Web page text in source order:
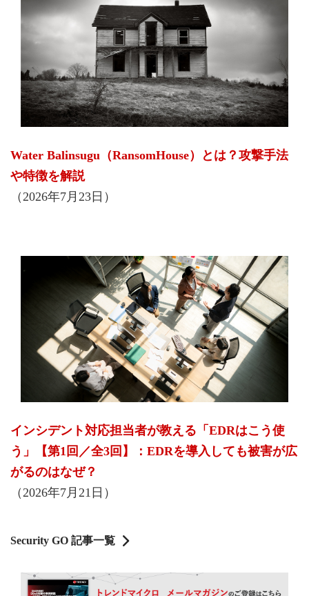
Water Balinsugu（RansomHouse）とは？攻撃手法
や特徴を解説
（2026年7月23日）
インシデント対応担当者が教える「EDRはこう使
う」【第1回／全3回】：EDRを導入しても被害が広
がるのはなぜ？
（2026年7月21日）
Security GO 記事一覧